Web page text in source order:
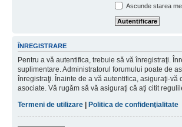
Ascunde starea
ÎNREGISTRARE
Pentru a vă autentifica, trebuie să vă înregistraţi.
suplimentare. Administratorul forumului poate de
înregistraţi. Înainte de a vă autentifica, asiguraţi-
asociate. Vă rugăm să vă asiguraţi că aţi citit
Termeni de utilizare | Politica de confidenţialitate